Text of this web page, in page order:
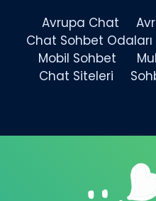
Avrupa Chat
Chat Sohbet Odaları
Mobil Sohbet
Chat Siteleri